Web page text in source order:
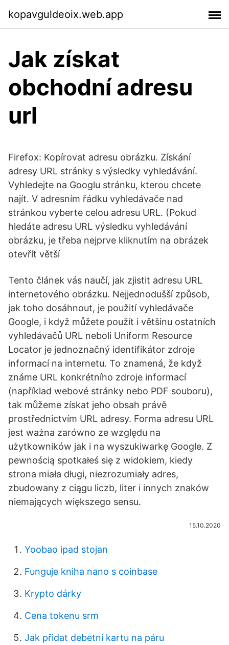
kopavguldeoix.web.app
Jak získat
obchodní adresu
url
Firefox: Kopírovat adresu obrázku. Získání
adresy URL stránky s výsledky vyhledávání.
Vyhledejte na Googlu stránku, kterou chcete
najít. V adresním řádku vyhledávače nad
stránkou vyberte celou adresu URL. (Pokud
hledáte adresu URL výsledku vyhledávání
obrázku, je třeba nejprve kliknutím na obrázek
otevřít větší
Tento článek vás naučí, jak zjistit adresu URL
internetového obrázku. Nejjednodušší způsob,
jak toho dosáhnout, je použití vyhledávače
Google, i když můžete použít i většinu ostatních
vyhledávačů URL neboli Uniform Resource
Locator je jednoznačný identifikátor zdroje
informací na internetu. To znamená, že když
známe URL konkrétního zdroje informací
(například webové stránky nebo PDF souboru),
tak můžeme získat jeho obsah právě
prostřednictvím URL adresy. Forma adresu URL
jest ważna zarówno ze względu na
użytkowników jak i na wyszukiwarkę Google. Z
pewnością spotkałeś się z widokiem, kiedy
strona miała długi, niezrozumiały adres,
zbudowany z ciągu liczb, liter i innych znaków
niemających większego sensu.
15.10.2020
Yoobao ipad stojan
Funguje kniha nano s coinbase
Krypto dárky
Cena tokenu srm
Jak přidat debetní kartu na páru